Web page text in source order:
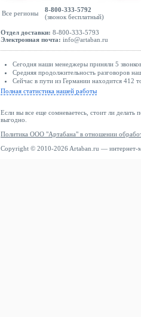
Все регионы
8-800-333-5792
(звонок бесплатный)
Отдел доставки: 8-800-333-5793
Электронная почта: info@artaban.ru
Сегодня наши менеджеры приняли 5
Средняя продолжительность разговоров
Сейчас в пути из Германии находится 412
Полная статистика нашей работы
Если вы все еще сомневаетесь, стоит ли делать
выгодно.
Политика ООО "Артабана" в отношении
Copyright © 2010-2026 Artaban.ru — интернет-